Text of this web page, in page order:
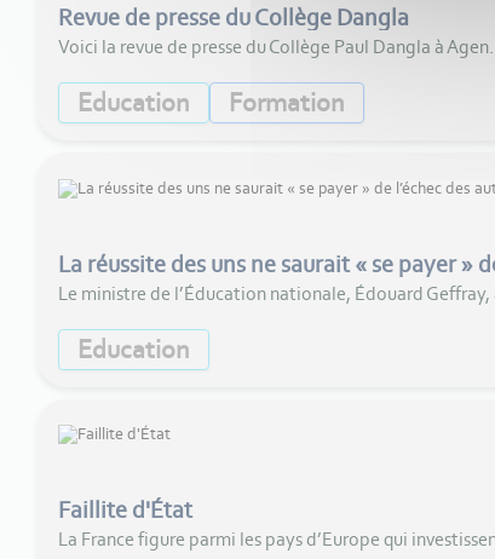
Revue de presse du Collège Dangla
Voici la revue de presse du Collège Paul Dangla à
Education Formation
La réussite des uns ne saurait « se payer »
Le ministre de l’Éducation nationale, Édouard Geffray,
Education
Faillite d'État
La France figure parmi les pays d’Europe qui